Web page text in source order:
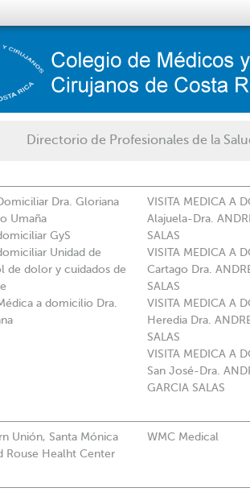
Directorio de Profesionales de la
Dra. Gloriana
Umaña
GyS
Unidad de
de dolor y cuidados de
a domicilio Dra.
VISITA MEDICA A
Alajuela-Dra.
SALAS
VISITA MEDICA A
Cartago Dra.
SALAS
VISITA MEDICA A
Heredia Dra.
SALAS
VISITA MEDICA A
San José-Dra.
GARCIA SALAS
Unión, Santa Mónica
Rouse Healht Center
WMC Medical